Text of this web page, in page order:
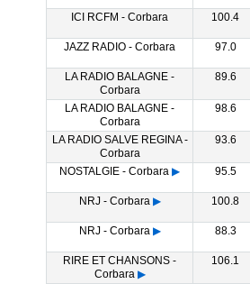
ICI RCFM - Corbara 100.4
JAZZ RADIO - Corbara 97.0
LA RADIO BALAGNE -
Corbara
89.6
LA RADIO BALAGNE -
Corbara
98.6
LA RADIO SALVE REGINA -
Corbara
93.6
NOSTALGIE - Corbara ▶ 95.5
NRJ - Corbara ▶ 100.8
NRJ - Corbara ▶ 88.3
RIRE ET CHANSONS -
Corbara ▶
106.1